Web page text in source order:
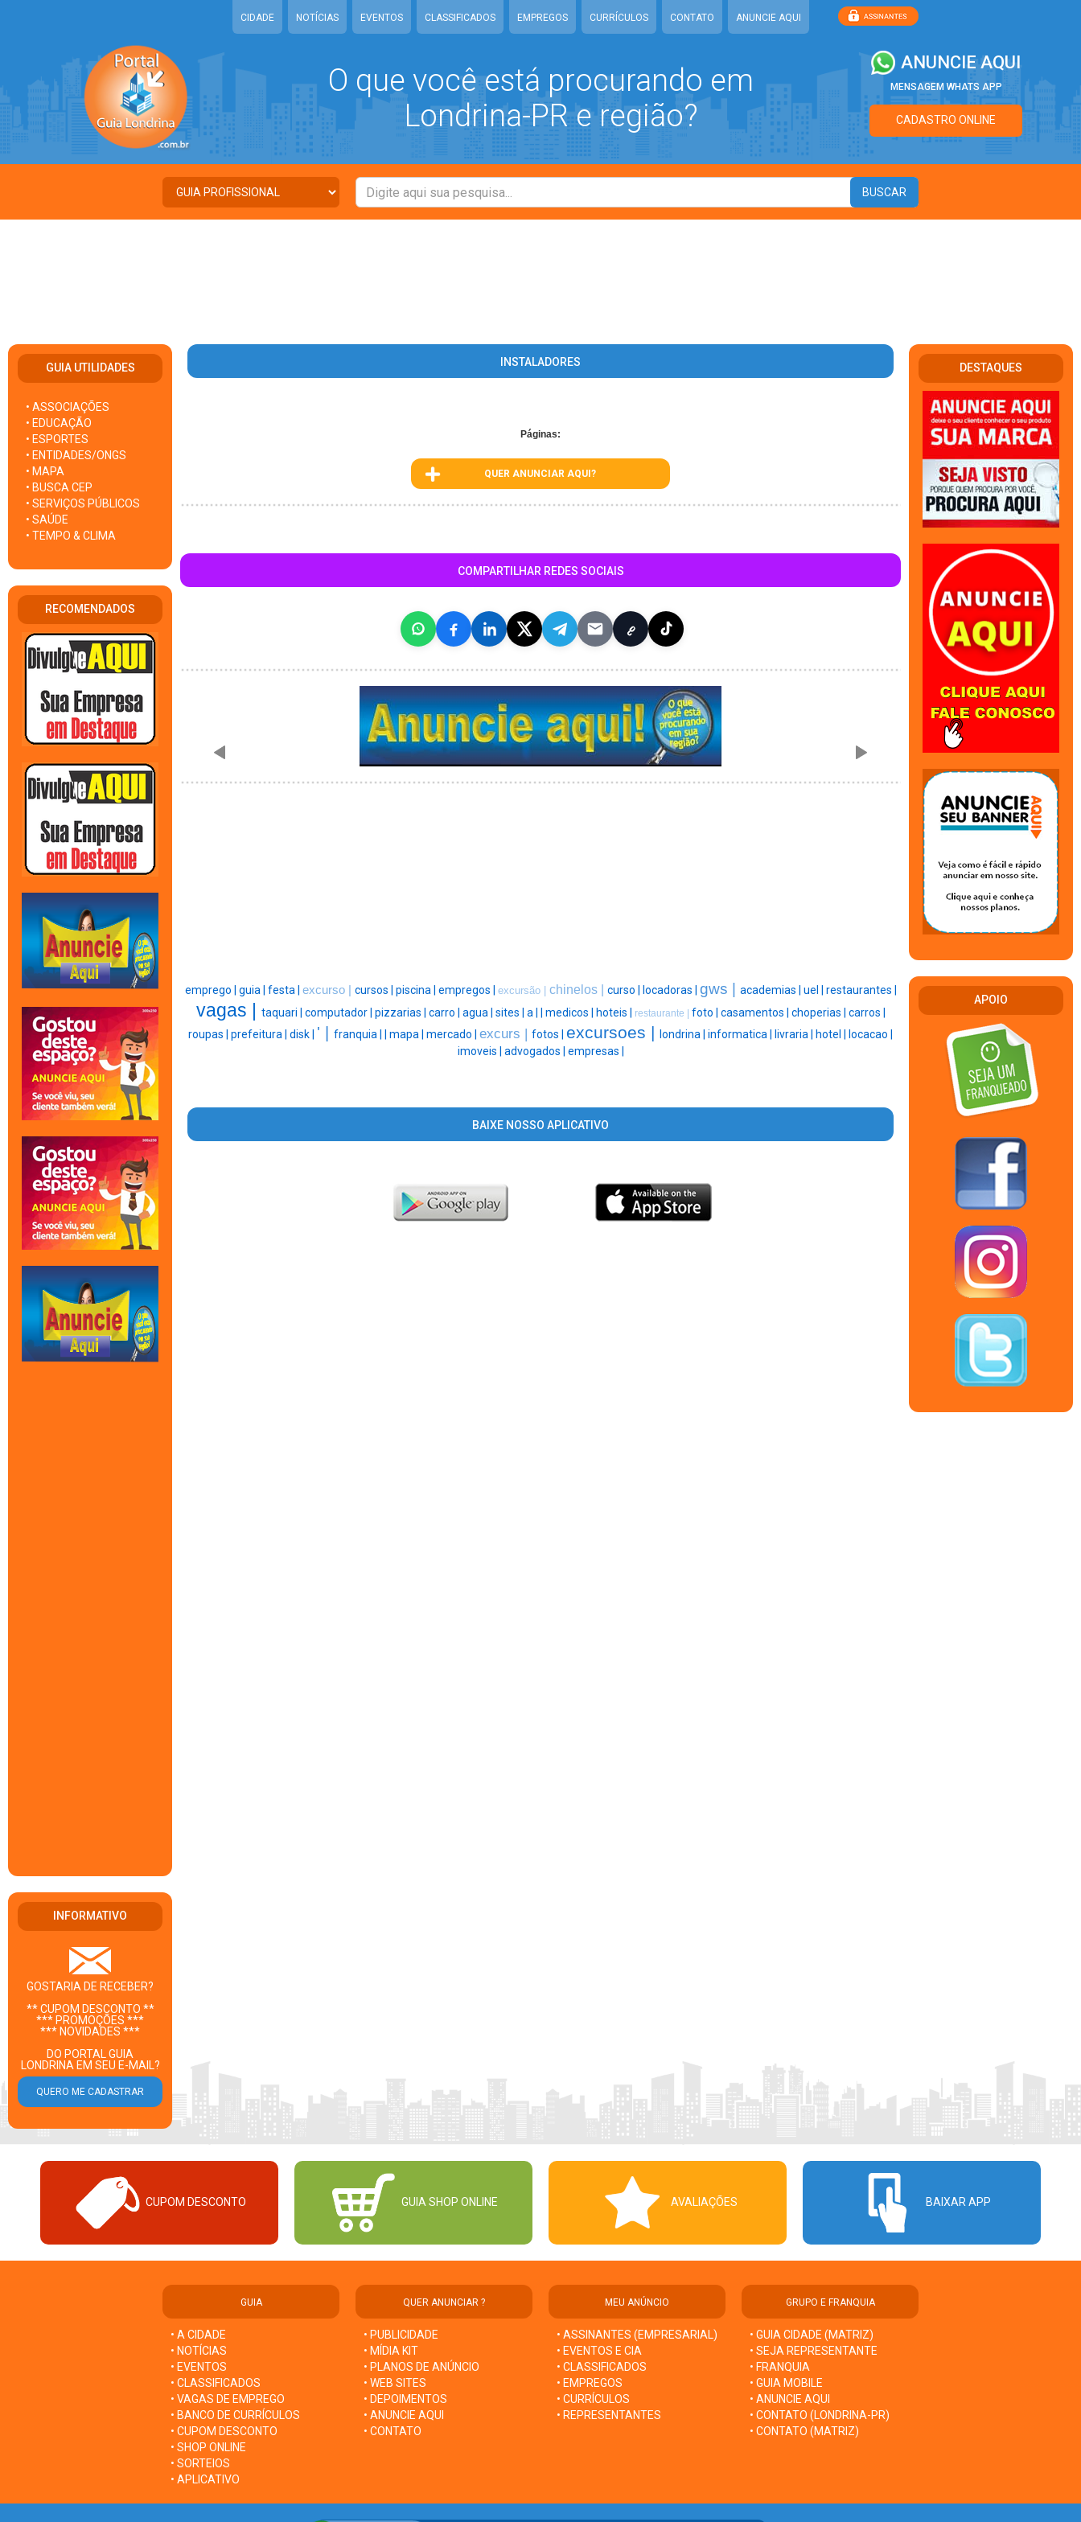
CIDADE NOTÍCIAS EVENTOS CLASSIFICADOS EMPREGOS CURRÍCULOS CONTATO ANUNCIE AQUI
O que você está procurando em
Londrina-PR e região?
ANUNCIE AQUI
MENSAGEM WHATS APP
CADASTRO ONLINE
GUIA UTILIDADES
• ASSOCIAÇÕES
• EDUCAÇÃO
• ESPORTES
• ENTIDADES/ONGS
• MAPA
• BUSCA CEP
• SERVIÇOS PÚBLICOS
• SAÚDE
• TEMPO & CLIMA
RECOMENDADOS
INFORMATIVO
GOSTARIA DE RECEBER?
** CUPOM DESCONTO **
*** PROMOÇÕES ***
*** NOVIDADES ***
DO PORTAL GUIA
LONDRINA EM SEU E-MAIL?
INSTALADORES
Páginas:
QUER ANUNCIAR AQUI?
COMPARTILHAR REDES SOCIAIS
emprego | guia | festa | excurso | cursos | piscina | empregos | excursão | chinelos | curso | locadoras | gws | academias | uel | restaurantes |
vagas | taquari | computador | pizzarias | carro | agua | sites | a | medicos | hoteis | restaurante | foto | casamentos | choperias | carros |
roupas | prefeitura | disk | ' | franquia | mapa | mercado | excurs | fotos | excursoes | londrina | informatica | livraria | hotel |
locacao |
imoveis | advogados | empresas |
BAIXE NOSSO APLICATIVO
DESTAQUES
APOIO
CUPOM DESCONTO GUIA SHOP ONLINE AVALIAÇÕES BAIXAR APP
GUIA
• A CIDADE
• NOTÍCIAS
• EVENTOS
• CLASSIFICADOS
• VAGAS DE EMPREGO
• BANCO DE CURRÍCULOS
• CUPOM DESCONTO
• SHOP ONLINE
• SORTEIOS
• APLICATIVO
QUER ANUNCIAR ?
• PUBLICIDADE
• MÍDIA KIT
• PLANOS DE ANÚNCIO
• WEB SITES
• DEPOIMENTOS
• ANUNCIE AQUI
• CONTATO
MEU ANÚNCIO
• ASSINANTES (EMPRESARIAL)
• EVENTOS E CIA
• CLASSIFICADOS
• EMPREGOS
• CURRÍCULOS
• REPRESENTANTES
GRUPO E FRANQUIA
• GUIA CIDADE (MATRIZ)
• SEJA REPRESENTANTE
• FRANQUIA
• GUIA MOBILE
• ANUNCIE AQUI
• CONTATO (LONDRINA-PR)
• CONTATO (MATRIZ)